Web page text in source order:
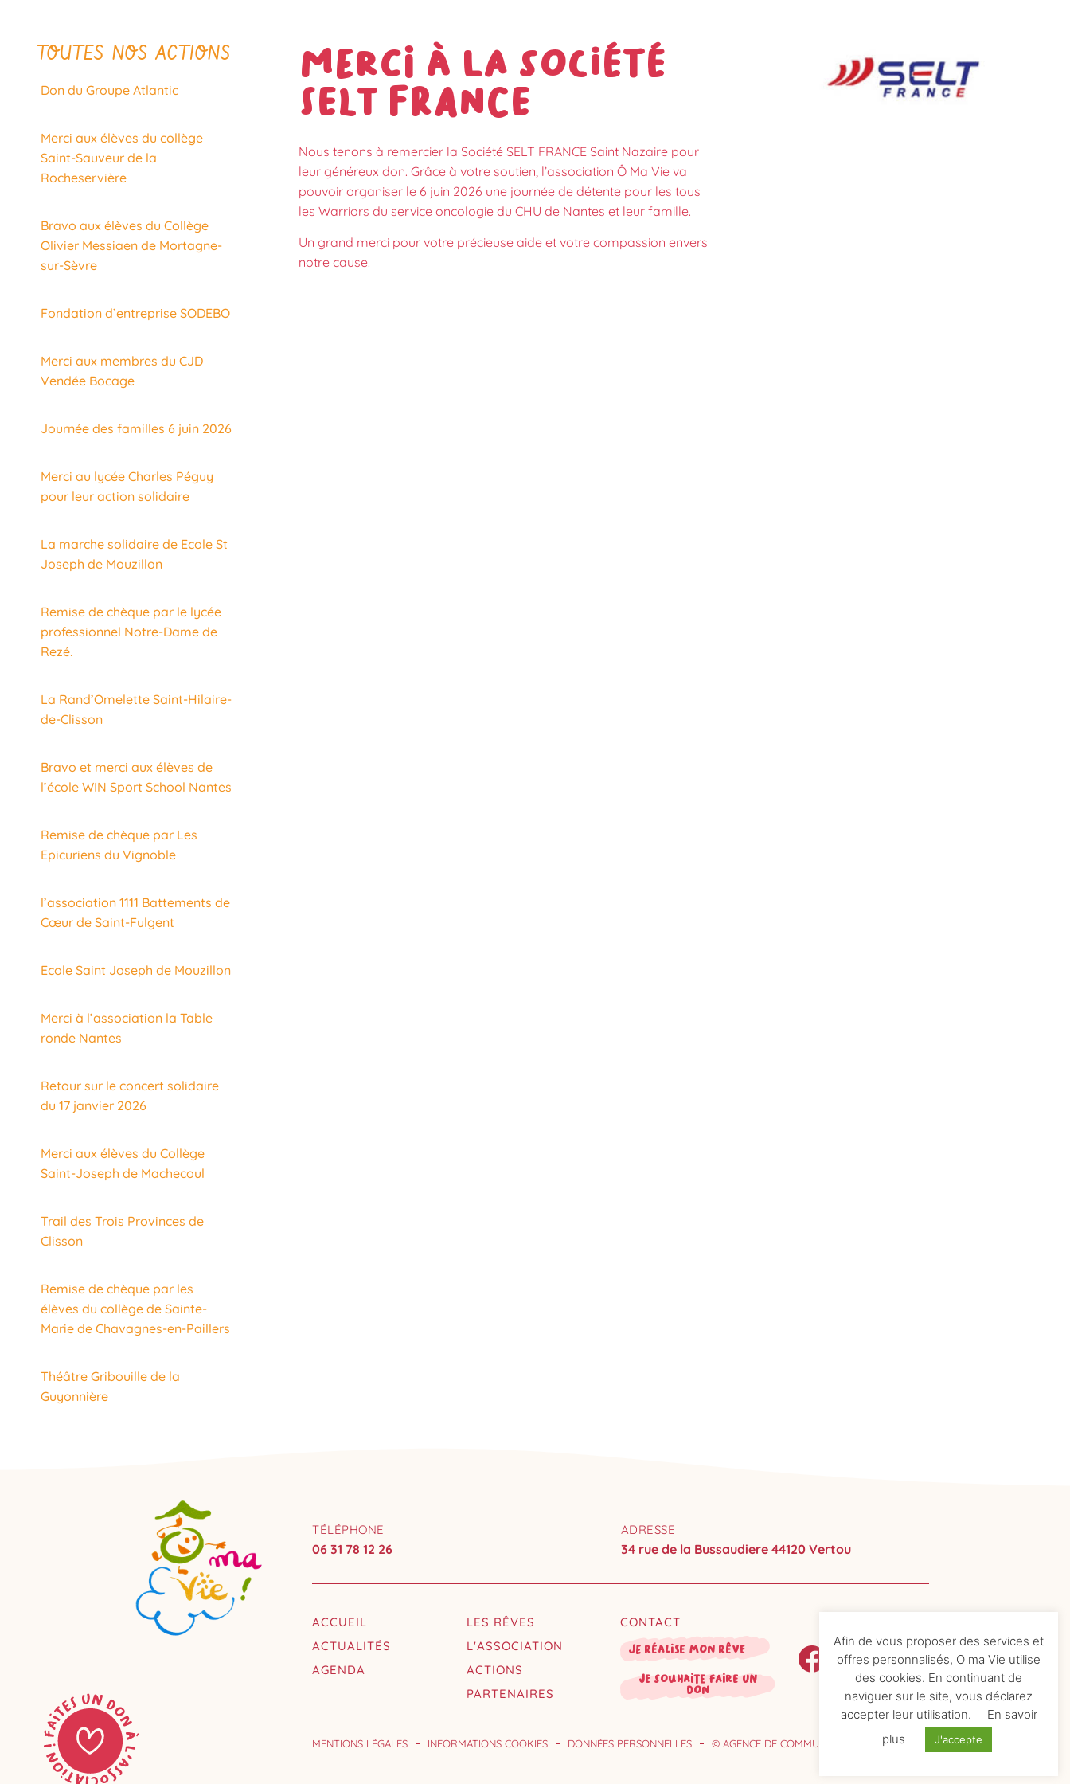
TOUTES NOS ACTIONS
Don du Groupe Atlantic
Merci aux élèves du collège
Saint-Sauveur de la
Rocheservière
Bravo aux élèves du Collège
Olivier Messiaen de Mortagne-
sur-Sèvre
Fondation d’entreprise SODEBO
Merci aux membres du CJD
Vendée Bocage
Journée des familles 6 juin 2026
Merci au lycée Charles Péguy
pour leur action solidaire
La marche solidaire de Ecole St
Joseph de Mouzillon
Remise de chèque par le lycée
professionnel Notre-Dame de
Rezé.
La Rand’Omelette Saint-Hilaire-
de-Clisson
Bravo et merci aux élèves de
l’école WIN Sport School Nantes
Remise de chèque par Les
Epicuriens du Vignoble
l’association 1111 Battements de
Cœur de Saint-Fulgent
Ecole Saint Joseph de Mouzillon
Merci à l’association la Table
ronde Nantes
Retour sur le concert solidaire
du 17 janvier 2026
Merci aux élèves du Collège
Saint-Joseph de Machecoul
Trail des Trois Provinces de
Clisson
Remise de chèque par les
élèves du collège de Sainte-
Marie de Chavagnes-en-Paillers
Théâtre Gribouille de la
Guyonnière
Merci à la société
SELT FRANCE
Nous tenons à remercier la Société SELT FRANCE Saint Nazaire pour
leur généreux don. Grâce à votre soutien, l’association Ô Ma Vie va
pouvoir organiser le 6 juin 2026 une journée de détente pour les tous
les Warriors du service oncologie du CHU de Nantes et leur famille.
Un grand merci pour votre précieuse aide et votre compassion envers
notre cause.
TÉLÉPHONE
06 31 78 12 26
ADRESSE
34 rue de la Bussaudiere 44120 Vertou
ACCUEIL
ACTUALITÉS
AGENDA
LES RÊVES
L'ASSOCIATION
ACTIONS
PARTENAIRES
CONTACT
Je réalise mon rêve
je souhaite faire un
don
MENTIONS LÉGALES INFORMATIONS COOKIES DONNÉES PERSONNELLES © AGENCE DE COMMUNICATION
Afin de vous proposer des services et
offres personnalisés, O ma Vie utilise
des cookies. En continuant de
naviguer sur le site, vous déclarez
accepter leur utilisation.
En savoir
plus
J'accepte